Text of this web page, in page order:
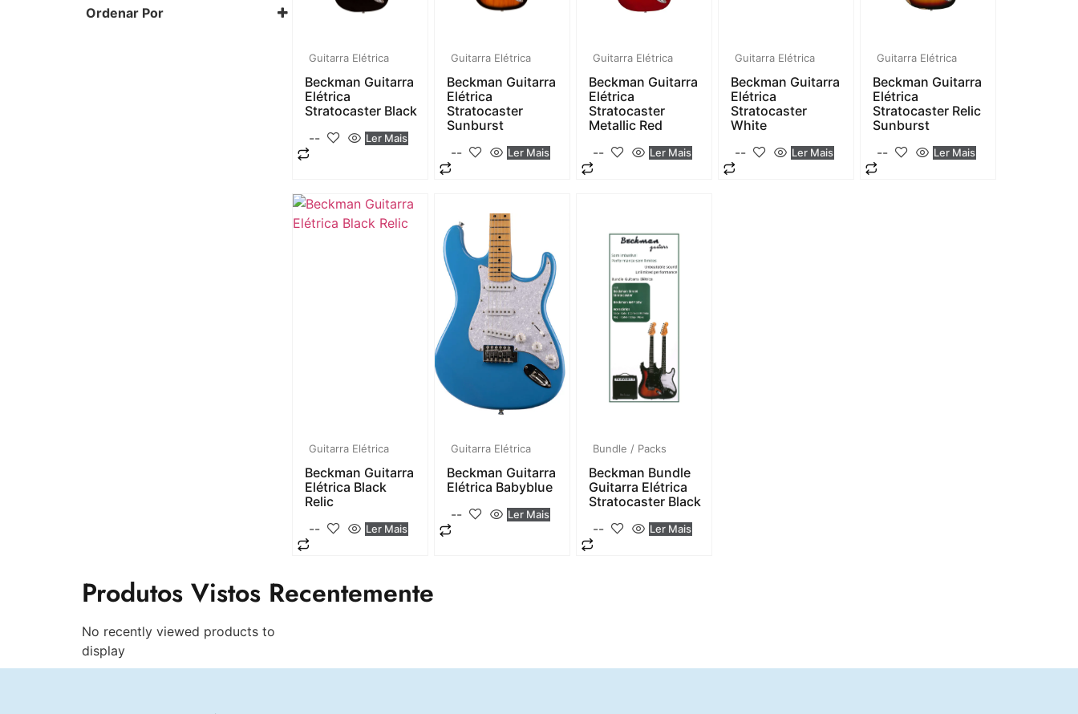
Ordenar Por
Guitarra Elétrica
Beckman Guitarra
Elétrica
Stratocaster Black
--
Ler Mais
Guitarra Elétrica
Beckman Guitarra
Elétrica
Stratocaster
Sunburst
--
Ler Mais
Guitarra Elétrica
Beckman Guitarra
Elétrica
Stratocaster
Metallic Red
--
Ler Mais
Guitarra Elétrica
Beckman Guitarra
Elétrica
Stratocaster
White
--
Ler Mais
Guitarra Elétrica
Beckman Guitarra
Elétrica
Stratocaster Relic
Sunburst
--
Ler Mais
Guitarra Elétrica
Beckman Guitarra
Elétrica Black
Relic
--
Ler Mais
Guitarra Elétrica
Beckman Guitarra
Elétrica Babyblue
--
Ler Mais
Bundle / Packs
Beckman Bundle
Guitarra Elétrica
Stratocaster Black
--
Ler Mais
Produtos Vistos Recentemente
No recently viewed products to
display